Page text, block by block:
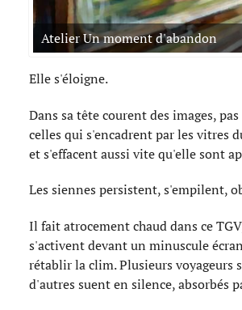
Atelier Un moment d'abandon
Elle s'éloigne.
Dans sa tête courent des images,
celles qui s'encadrent par les vitres
et s'effacent aussi vite qu'elle sont
Les siennes persistent, s'empilent,
Il fait atrocement chaud dans ce
s'activent devant un minuscule
rétablir la clim. Plusieurs voyageurs
d'autres suent en silence, absorbés